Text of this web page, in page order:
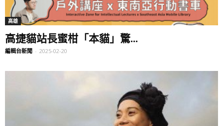
高雄
高捷貓站長蜜柑「本貓」驚...
編輯台新聞 - 2025-02-20